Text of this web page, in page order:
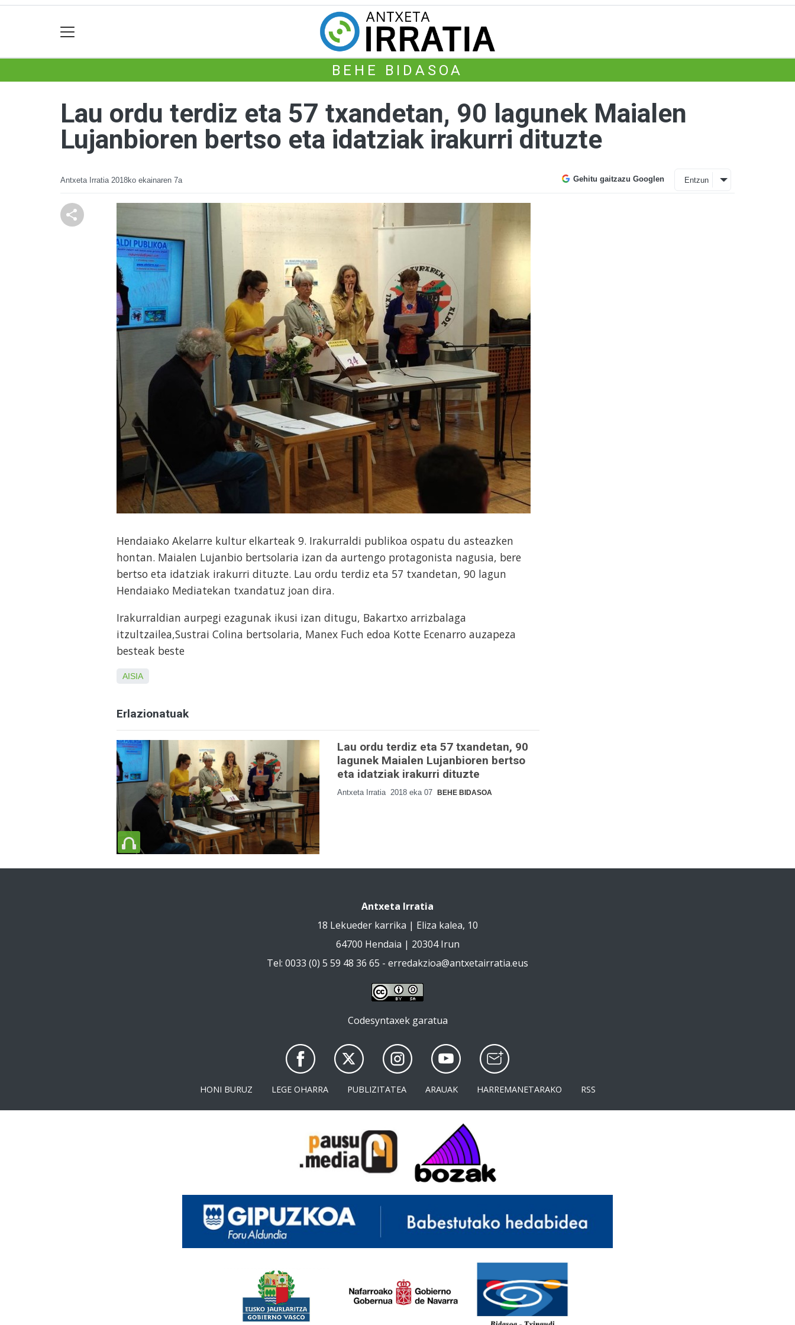
BEHE BIDASOA
Lau ordu terdiz eta 57 txandetan, 90 lagunek Maialen
Lujanbioren bertso eta idatziak irakurri dituzte
Antxeta Irratia 2018ko ekainaren 7a Gehitu gaitzazu Googlen Entzun
Hendaiako Akelarre kultur elkarteak 9. Irakurraldi publikoa ospatu du asteazken
hontan. Maialen Lujanbio bertsolaria izan da aurtengo protagonista nagusia, bere
bertso eta idatziak irakurri dituzte. Lau ordu terdiz eta 57 txandetan, 90 lagun
Hendaiako Mediatekan txandatuz joan dira.
Irakurraldian aurpegi ezagunak ikusi izan ditugu, Bakartxo arrizbalaga
itzultzailea,Sustrai Colina bertsolaria, Manex Fuch edoa Kotte Ecenarro auzapeza
besteak beste
AISIA
Erlazionatuak
Lau ordu terdiz eta 57 txandetan, 90
lagunek Maialen Lujanbioren bertso
eta idatziak irakurri dituzte
Antxeta Irratia 2018 eka 07 BEHE BIDASOA
Antxeta Irratia
18 Lekueder karrika | Eliza kalea, 10
64700 Hendaia | 20304 Irun
Tel: 0033 (0) 5 59 48 36 65 - erredakzioa@antxetairratia.eus
Codesyntaxek garatua
HONI BURUZ LEGE OHARRA PUBLIZITATEA ARAUAK HARREMANETARAKO RSS